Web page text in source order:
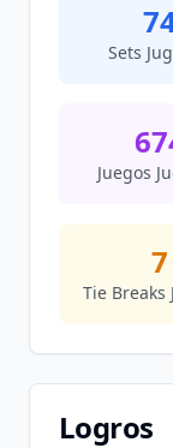
Sets
Juegos
7
Tie Breaks
Logros